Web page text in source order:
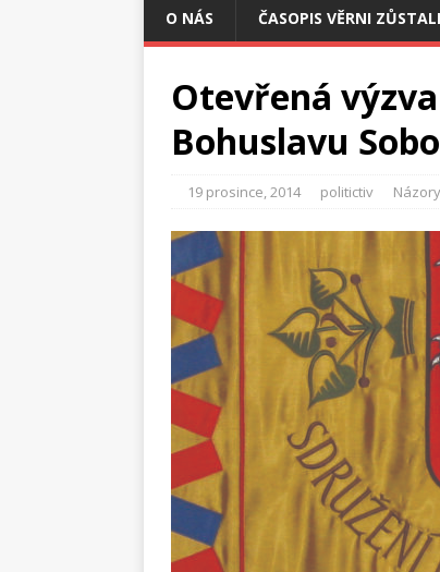
O NÁS ČASOPIS VĚRNI ZŮSTALI
Otevřená
Bohuslavu
19 prosince, 2014 politictiv